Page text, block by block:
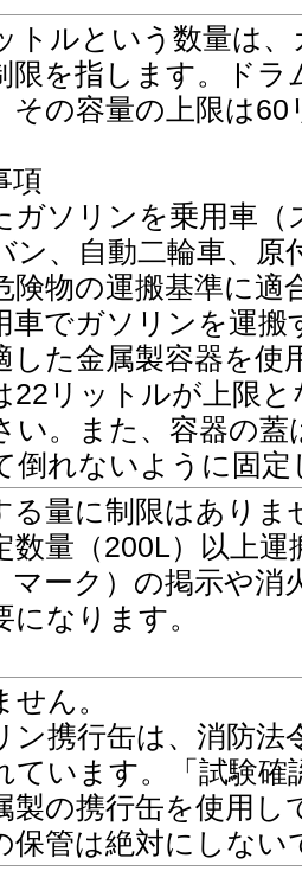
トルという数量は
限を指します。ドラ
その容量の上限は
項
ガソリンを乗用車
ン、自動二輪車、原
険物の運搬基準に適
車でガソリンを運搬
した金属製容器を使
22リットルが上限
い。また、容器の
倒れないように固
る量に制限はあり
数量（200L）以上
マーク）の掲示や
になります。
せん。
携行缶は、消防法
ています。「試験確
製の携行缶を使用し
保管は絶対にしない